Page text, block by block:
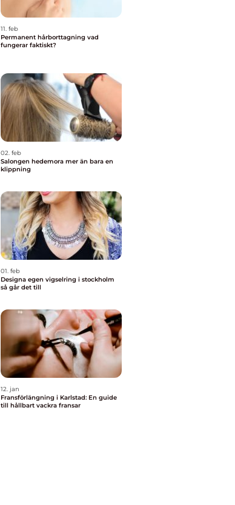
11. feb
Permanent hårborttagning vad
fungerar faktiskt?
02. feb
Salongen hedemora mer än bara en
klippning
01. feb
Designa egen vigselring i stockholm
så går det till
12. jan
Fransförlängning i Karlstad: En guide
till hållbart vackra fransar